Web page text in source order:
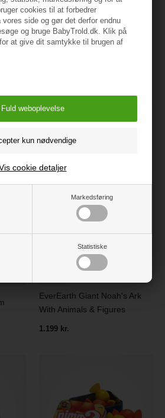
cookies til at forbedrer
vores side og gør det derfor endnu
og bruge BabyTrold.dk. Klik på
at give dit samtykke til brugen af
Markedsføring
Statistiske
cookie detaljer
Name It Salli Shorts med
199 kr.
EverEarth Giant Noah's Ark
With Animals & Figures
1.199 kr.